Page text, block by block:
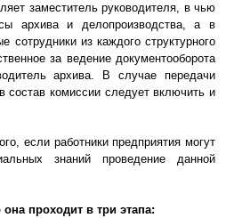
заместитель руководителя, в чью
архива и делопроизводства, а в
сотрудники из каждого структурного
за ведение документооборота
архива. В случае передачи
состав комиссии следует включить и
если работники предприятия могут
знаний проведение данной
проходит в три этапа: